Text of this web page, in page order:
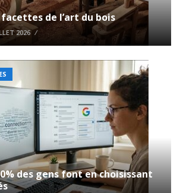
de l’art du bois
2026
des gens font en choisissant